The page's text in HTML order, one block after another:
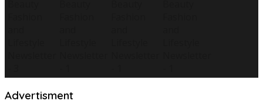
Advertisment